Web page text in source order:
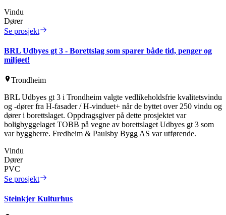
Vindu
Dører
Se prosjekt
BRL Udbyes gt 3 - Borettslag som sparer både tid, penger og
miljøet!
Trondheim
BRL Udbyes gt 3 i Trondheim valgte vedlikeholdsfrie kvalitetsvindu
og -dører fra H-fasader / H-vinduet+ når de byttet over 250 vindu og
dører i borettslaget. Oppdragsgiver på dette prosjektet var
boligbyggelaget TOBB på vegne av borettslaget Udbyes gt 3 som
var byggherre. Fredheim & Paulsby Bygg AS var utførende.
Vindu
Dører
PVC
Se prosjekt
Steinkjer Kulturhus